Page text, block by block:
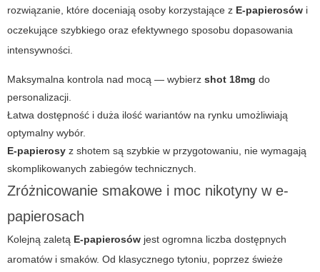
rozwiązanie, które doceniają osoby korzystające z E-papierosów i
oczekujące szybkiego oraz efektywnego sposobu dopasowania
intensywności.
Maksymalna kontrola nad mocą — wybierz shot 18mg do
personalizacji.
Łatwa dostępność i duża ilość wariantów na rynku umożliwiają
optymalny wybór.
E-papierosy z shotem są szybkie w przygotowaniu, nie wymagają
skomplikowanych zabiegów technicznych.
Zróżnicowanie smakowe i moc nikotyny w e-
papierosach
Kolejną zaletą E-papierosów jest ogromna liczba dostępnych
aromatów i smaków. Od klasycznego tytoniu, poprzez świeże